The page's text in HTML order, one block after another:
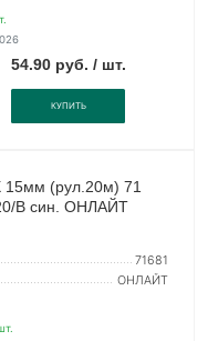
54.90 руб. / шт.
КУПИТЬ
15мм (рул.20м) 71
B син. ОНЛАЙТ
71681
ОНЛАЙТ